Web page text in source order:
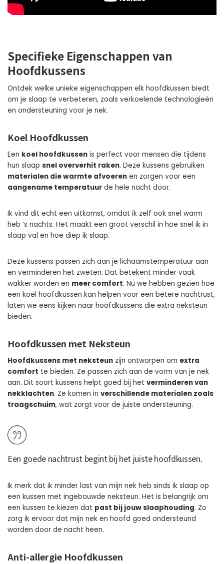
Specifieke Eigenschappen van
Hoofdkussens
Ontdek welke unieke eigenschappen elk hoofdkussen biedt
om je slaap te verbeteren, zoals verkoelende technologieën
en ondersteuning voor je nek.
Koel Hoofdkussen
Een koel hoofdkussen is perfect voor mensen die tijdens
hun slaap snel oververhit raken. Deze kussens gebruiken
materialen die warmte afvoeren en zorgen voor een
aangename temperatuur de hele nacht door.
Ik vind dit echt een uitkomst, omdat ik zelf ook snel warm
heb ’s nachts. Het maakt een groot verschil in hoe snel ik in
slaap val en hoe diep ik slaap.
Deze kussens passen zich aan je lichaamstemperatuur aan
en verminderen het zweten. Dat betekent minder vaak
wakker worden en meer comfort. Nu we hebben gezien hoe
een koel hoofdkussen kan helpen voor een betere nachtrust,
laten we eens kijken naar hoofdkussens die extra neksteun
bieden.
Hoofdkussen met Neksteun
Hoofdkussens met neksteun zijn ontworpen om extra
comfort te bieden. Ze passen zich aan de vorm van je nek
aan. Dit soort kussens helpt goed bij het verminderen van
nekklachten. Ze komen in verschillende materialen zoals
traagschuim, wat zorgt voor de juiste ondersteuning.
Een goede nachtrustbegint bij het juiste hoofdkussen.
Ik merk dat ik minder last van mijn nek heb sinds ik slaap op
een kussen met ingebouwde neksteun. Het is belangrijk om
een kussen te kiezen dat past bij jouw slaaphouding. Zo
zorg ik ervoor dat mijn nek en hoofd goed ondersteund
worden door de nacht heen.
Anti-allergie Hoofdkussen